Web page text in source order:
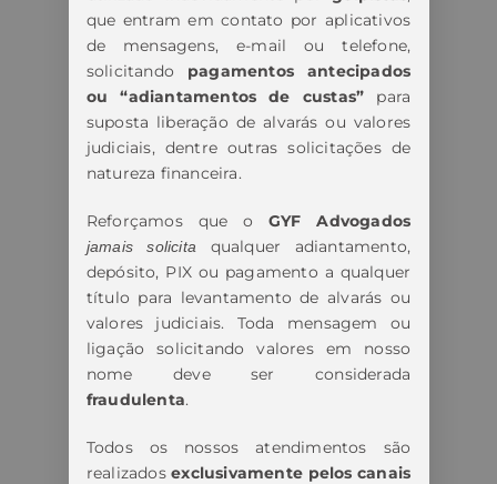
que entram em contato por aplicativos
de mensagens, e-mail ou telefone,
solicitando pagamentos antecipados
ou “adiantamentos de custas” para
suposta liberação de alvarás ou valores
judiciais, dentre outras solicitações de
natureza financeira.
Reforçamos que o GYF Advogados
jamais solicita
qualquer adiantamento,
depósito, PIX ou pagamento a qualquer
título para levantamento de alvarás ou
valores judiciais. Toda mensagem ou
ligação solicitando valores em nosso
nome deve ser considerada
fraudulenta.
Todos os nossos atendimentos são
realizadosexclusivamente pelos canais